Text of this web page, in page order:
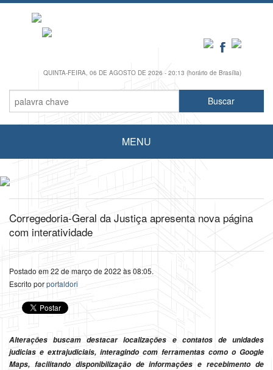
QUINTA-FEIRA, 06 DE AGOSTO DE 2026 - 20:13 (horário de Brasília)
MENU
Corregedoria-Geral da Justiça apresenta nova página
com interatividade
Postado em 22 de março de 2022 às 08:05.
Escrito porportaldori
Alterações buscam destacar localizações e contatos de unidades
judicias e extrajudiciais, interagindo com ferramentas como o Google
Maps, facilitando disponibilização de informações e recebimento de